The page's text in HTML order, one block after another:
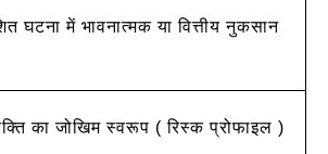
घटना में भावनात्मक या वित्तीय नुकसान
का जोखिम स्वरूप ( रिस्क प्रोफाइल )